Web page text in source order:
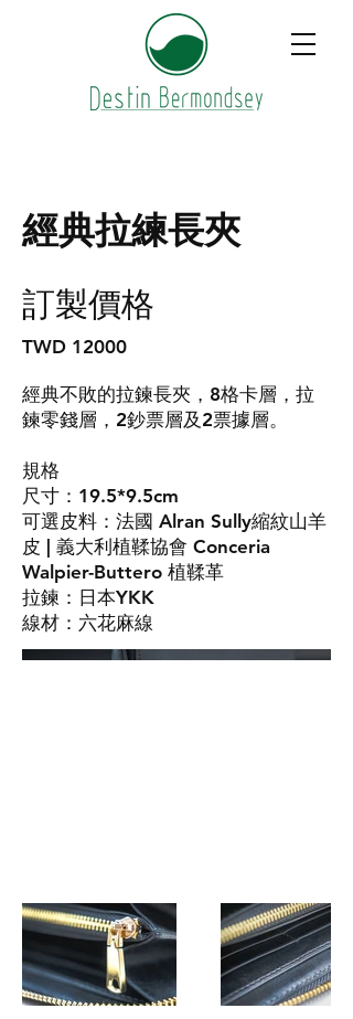
經典拉練長夾
訂製價格
TWD 12000
經典不敗的拉鍊長夾，8格卡層，拉
鍊零錢層，2鈔票層及2票據層。
規格
尺寸：19.5*9.5cm
可選皮料：法國 Alran Sully縮紋山羊
皮 | 義大利植鞣協會 Conceria
Walpier-Buttero 植鞣革
拉鍊：日本YKK
線材：六花麻線